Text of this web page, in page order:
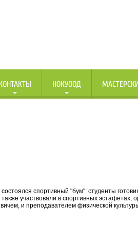
НОКУООД
спортивный "бум": студенты
участвовали в спортивных эстафетах,
и преподавателем физической